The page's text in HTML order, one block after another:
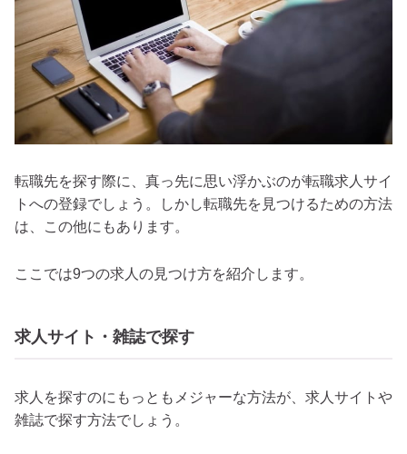
転職先を探す際に、真っ先に思い浮かぶのが転職求人サイ
トへの登録でしょう。しかし転職先を見つけるための方法
は、この他にもあります。
ここでは9つの求人の見つけ方を紹介します。
求人サイト・雑誌で探す
求人を探すのにもっともメジャーな方法が、求人サイトや
雑誌で探す方法でしょう。